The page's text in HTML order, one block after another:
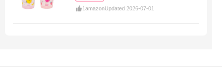
1amazonUpdated 2026-07-01